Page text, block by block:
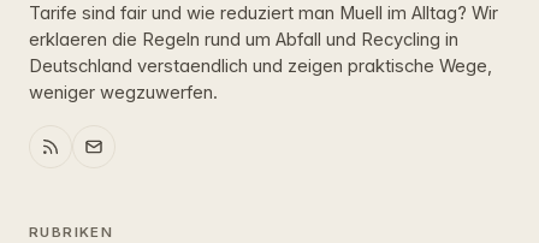
Tarife sind fair und wie reduziert man Muell im Alltag? Wir
erklaeren die Regeln rund um Abfall und Recycling in
Deutschland verstaendlich und zeigen praktische Wege,
weniger wegzuwerfen.
RUBRIKEN